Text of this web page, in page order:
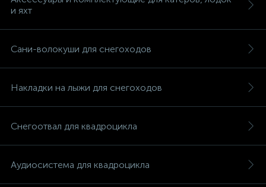
и яхт
Сани-волокуши для снегоходов
Накладки на лыжи для снегоходов
Снегоотвал для квадроцикла
Аудиосистема для квадроцикла